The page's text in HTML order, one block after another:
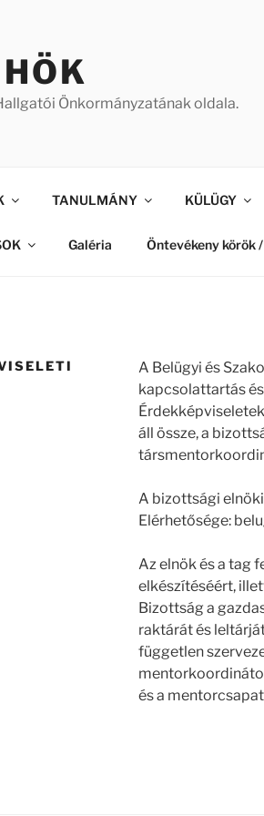
Önkormányzatának oldala.
TANULMÁNY KÜLÜGY
Galéria Öntevékeny körök
A Belügyi és
kapcsolattartás
áll össze, a
A bizottsági
Elérhetősége:
Az elnök és a tag
elkészítéséért,
Bizottság a
raktárát és
független
és a